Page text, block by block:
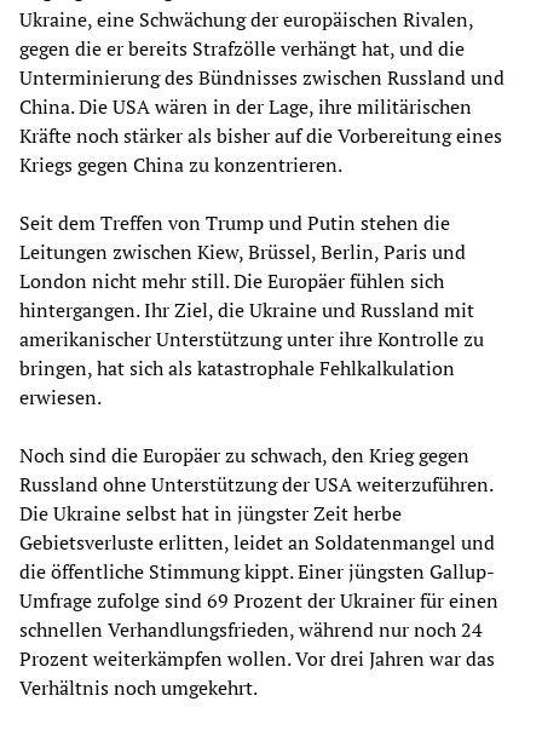
Ukraine, eine Schwächung der europäischen Rivalen,
gegen die er bereits Strafzölle verhängt hat, und die
Unterminierung des Bündnisses zwischen Russland und
China. Die USA wären in der Lage, ihre militärischen
Kräfte noch stärker als bisher auf die Vorbereitung eines
Kriegs gegen China zu konzentrieren.
Seit dem Treffen von Trump und Putin stehen die
Leitungen zwischen Kiew, Brüssel, Berlin, Paris und
London nicht mehr still. Die Europäer fühlen sich
hintergangen. Ihr Ziel, die Ukraine und Russland mit
amerikanischer Unterstützung unter ihre Kontrolle zu
bringen, hat sich als katastrophale Fehlkalkulation
erwiesen.
Noch sind die Europäer zu schwach, den Krieg gegen
Russland ohne Unterstützung der USA weiterzuführen.
Die Ukraine selbst hat in jüngster Zeit herbe
Gebietsverluste erlitten, leidet an Soldatenmangel und
die öffentliche Stimmung kippt. Einer jüngsten Gallup-
Umfrage zufolge sind 69 Prozent der Ukrainer für einen
schnellen Verhandlungsfrieden, während nur noch 24
Prozent weiterkämpfen wollen. Vor drei Jahren war das
Verhältnis noch umgekehrt.